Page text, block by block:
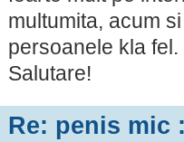
multumita, acum
persoanele kla
Salutare!
Re: penis mic